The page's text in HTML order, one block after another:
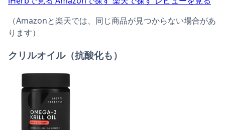
（Amazonと楽天では、同じ商品が見つからない場合があ
ります）
クリルオイル（抗酸化も）
Sports Research Antarctic Krill Oilの商品ページへ